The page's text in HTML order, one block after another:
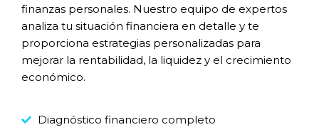
finanzas personales. Nuestro equipo de expertos
analiza tu situación financiera en detalle y te
proporciona estrategias personalizadas para
mejorar la rentabilidad, la liquidez y el crecimiento
económico.
Diagnóstico financiero completo